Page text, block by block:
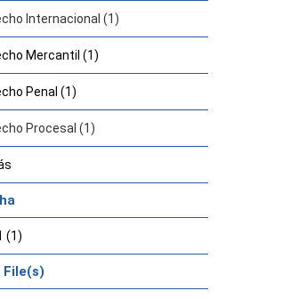
Internacional (1)
Mercantil (1)
Penal (1)
Procesal (1)
(1)
File(s)